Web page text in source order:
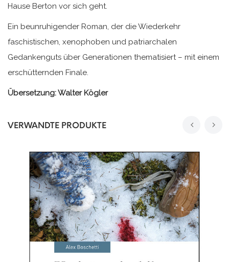
Hause Berton vor sich geht.
Ein beunruhigender Roman, der die Wiederkehr
faschistischen, xenophoben und patriarchalen
Gedankenguts über Generationen thematisiert – mit einem
erschütternden Finale.
Übersetzung: Walter Kögler
VERWANDTE PRODUKTE